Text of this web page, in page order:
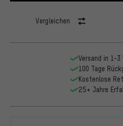
Vergleichen
Versand in 1-3
100 Tage
Kostenlose
25+ Jahre